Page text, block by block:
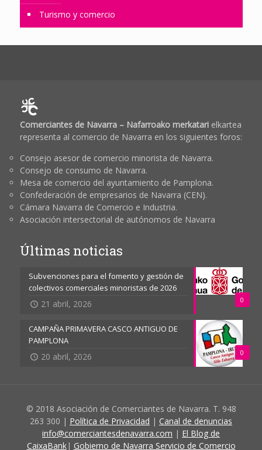
Turismo y comercio
Comerciantes de Navarra – Nafarroako merkatarielkartea
representa al comercio de Navarra en los siguientes foros:
Consejo asesor de comercio minorista de Navarra.
Consejo de consumo de Navarra.
Mesa de comercio del ayuntamiento de Pamplona.
Confederación de empresarios de Navarra (CEN).
Cámara Navarra de Comercio e Industria.
Asociación intersectorial de autónomos de Navarra
Últimas noticias
0
Subvenciones para el fomento y gestión de
colectivos comerciales minoristas de 2026
21 abril, 2026
0
CAMPAÑA PRIMAVERA CASCO ANTIGUO DE
PAMPLONA
20 abril, 2026
© 2018 Asociación de Comerciantes de Navarra. T. 948
263 300 | Política de Privacidad | Canal de denuncias
info@comerciantesdenavarra.com | El Blog de
CaixaBank| Gobierno de Navarra Servicio de Comercio